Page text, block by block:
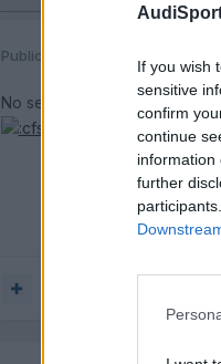
If you wish
sensitive
confirm
continue
information
further
Publicado
No se lo digas a